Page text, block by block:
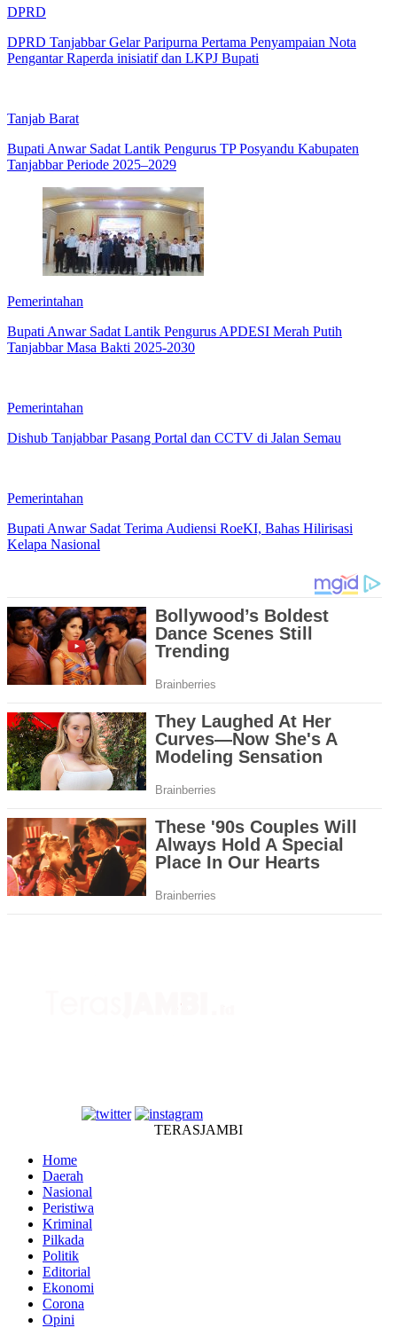
DPRD
DPRD Tanjabbar Gelar Paripurna Pertama Penyampaian Nota
Pengantar Raperda inisiatif dan LKPJ Bupati
Tanjab Barat
Bupati Anwar Sadat Lantik Pengurus TP Posyandu Kabupaten
Tanjabbar Periode 2025–2029
Pemerintahan
Bupati Anwar Sadat Lantik Pengurus APDESI Merah Putih
Tanjabbar Masa Bakti 2025-2030
Pemerintahan
Dishub Tanjabbar Pasang Portal dan CCTV di Jalan Semau
Pemerintahan
Bupati Anwar Sadat Terima Audiensi RoeKI, Bahas Hilirisasi
Kelapa Nasional
TERASJAMBI
Home
Daerah
Nasional
Peristiwa
Kriminal
Pilkada
Politik
Editorial
Ekonomi
Corona
Opini